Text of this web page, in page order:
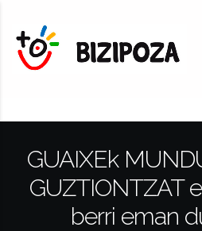
GUAIXEk
GUZTIONTZAT
berri eman